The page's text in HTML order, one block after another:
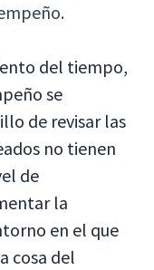
del tiempo,
se
de revisar las
no tienen
de
la
en el que
cosa del